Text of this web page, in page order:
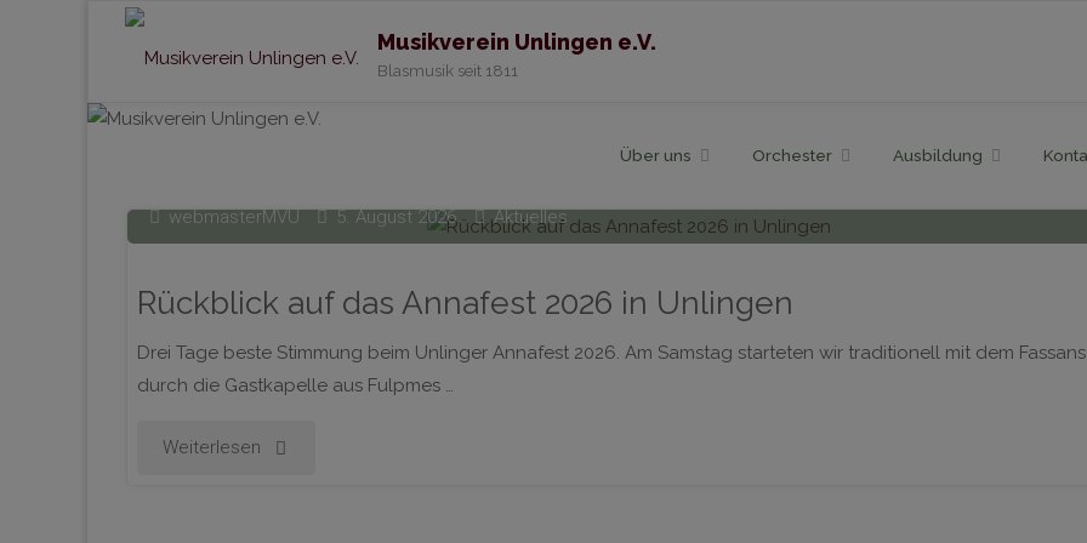
Musikverein Unlingen e.V.
Blasmusik seit 1811
Über uns Orchester Ausbildung
webmasterMVU 5. August 2026 Aktuelles
Rückblick auf das Annafest 2026 in Unlingen
Drei Tage beste Stimmung beim Unlinger Annafest 2026. Am Samstag starteten wir traditionell mit dem
durch die Gastkapelle aus Fulpmes …
Weiterlesen "Rückblick